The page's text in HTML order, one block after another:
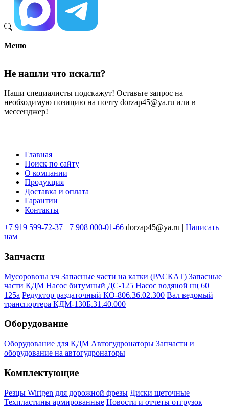
Меню
Не нашли что искали?
Наши специалисты подскажут! Оставьте запрос на
необходимую позицию на почту dorzap45@ya.ru или в
мессенджер!
Меню
подвале
Главная
Поиск по сайту
О компании
Продукция
Доставка и оплата
Гарантии
Контакты
+7 919 599-72-37 +7 908 000-01-66 dorzap45@ya.ru | Написать
нам
Запчасти
Мусоровозы з/ч Запасные части на катки (РАСКАТ) Запасные
части КДМ Насос битумный ДС-125 Насос водяной нц 60
125а Редуктор раздаточный КО-806.36.02.300 Вал ведомый
транспортера КДМ-130Б.31.40.000
Оборудование
Оборудование для КДМ Автогудронаторы Запчасти и
оборудование на автогудронаторы
Комплектующие
Резцы Wirtgen для дорожной фрезы Диски щеточные
Техпластины армированные Новости и отчеты отгрузок